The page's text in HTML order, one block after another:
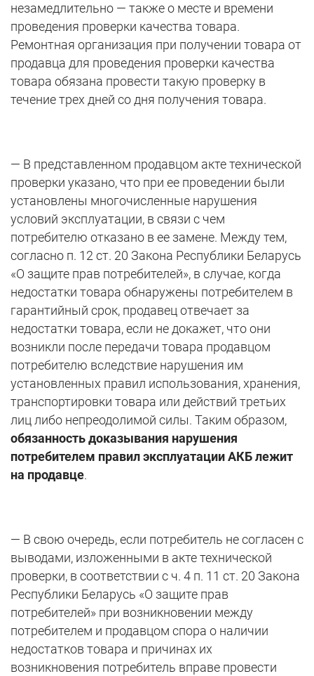
незамедлительно — также о месте и времени
проведения проверки качества товара.
Ремонтная организация при получении товара от
продавца для проведения проверки качества
товара обязана провести такую проверку в
течение трех дней со дня получения товара.
— В представленном продавцом акте технической
проверки указано, что при ее проведении были
установлены многочисленные нарушения
условий эксплуатации, в связи с чем
потребителю отказано в ее замене. Между тем,
согласно п. 12 ст. 20 Закона Республики Беларусь
«О защите прав потребителей», в случае, когда
недостатки товара обнаружены потребителем в
гарантийный срок, продавец отвечает за
недостатки товара, если не докажет, что они
возникли после передачи товара продавцом
потребителю вследствие нарушения им
установленных правил использования, хранения,
транспортировки товара или действий третьих
лиц либо непреодолимой силы. Таким образом,
обязанность доказывания нарушения
потребителем правил эксплуатации АКБ лежит
на продавце.
— В свою очередь, если потребитель не согласен с
выводами, изложенными в акте технической
проверки, в соответствии с ч. 4 п. 11 ст. 20 Закона
Республики Беларусь «О защите прав
потребителей» при возникновении между
потребителем и продавцом спора о наличии
недостатков товара и причинах их
возникновения потребитель вправе провести